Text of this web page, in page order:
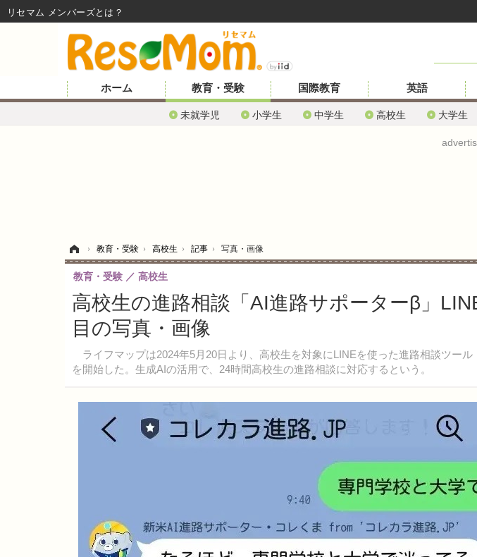
ホーム 教育・受験
未就学児 小学生 中学生 高校生 大学生
国際教育 英語
› 教育・受験 › 高校生 › 記事 › 写真・画像
高校生の進路相談「AI進路サポーターβ」
目の写真・画像
ライフマップは2024年5月20日より、高校生を対象にLINEを使った進路相談ツー
を開始した。生成AIの活用で、24時間高校生の進路相談に対応するという。
教育・受験 高校生
リセマム メンバーズ